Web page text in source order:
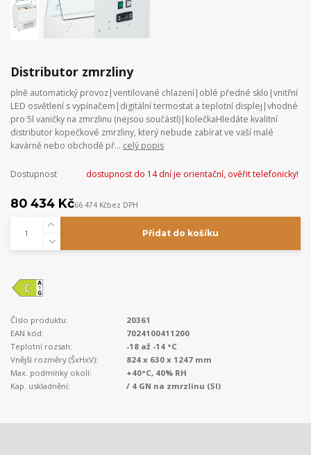
Distributor zmrzliny
plně automatický provoz|ventilované chlazení|oblé předné sklo|vnitřní
LED osvětlení s vypínačem|digitální termostat a teplotní displej|vhodné
pro 5l vaničky na zmrzlinu (nejsou součástí)|kolečkaHledáte kvalitní
distributor kopečkové zmrzliny, který nebude zabírat ve vaší malé
kavárně nebo obchodě př... celý popis
Dostupnost dostupnost do 14 dní je orientační, ověřit telefonicky!
80 434 Kč66 474 Kčbez DPH
Přidat do košíku
Číslo produktu:
20361
EAN kód:
7024100411200
Teplotní rozsah:
-18 až -14 °C
Vnější rozměry (ŠxHxV):
824 x 630 x 1247 mm
Max. podmínky okolí:
+40°C, 40% RH
Kap. uskladnění:
/ 4 GN na zmrzlinu (5l)